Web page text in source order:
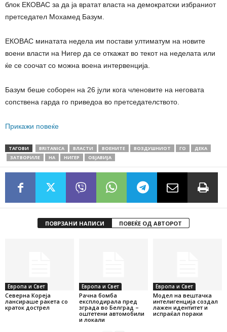
блок ЕКОВАС за да ја вратат власта на демократски избраниот
претседател Мохамед Базум.
ЕКОВАС минатата недела им постави ултиматум на новите
воени власти на Нигер да се откажат во текот на неделата или
ќе се соочат со можна воена интервенција.
Базум беше соборен на 26 јули кога членовите на неговата
сопствена гарда го приведоа во претседателството.
Прикажи повеќе
ТАГОВИ BRITANICA ВЛАСТИ ВОЕНИТЕ ВОЗДУШНИОТ ГО
ДЕКА
ЗАТВОРИЛЕ
НА НИГЕР ОБЈАВИЈА
ПОВРЗАНИ НАПИСИ ПОВЕЌЕ ОД АВТОРОТ
Европа и Свет
Северна Кореја
лансираше ракета со
краток дострел
Европа и Свет
Рачна бомба
експлодирала пред
зграда во Белград –
оштетени автомобили
и локали
Европа и Свет
Модел на вештачка
интелигенција создал
лажен идентитет и
испраќал пораки